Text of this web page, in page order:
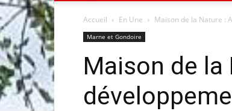
RADIO
Accueil En Une Maison de la Nature :
Marne et Gondoire
Maison de la